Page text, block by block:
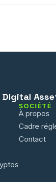
Digital
SOCIÉTÉ
À propos
Cadre
Contact